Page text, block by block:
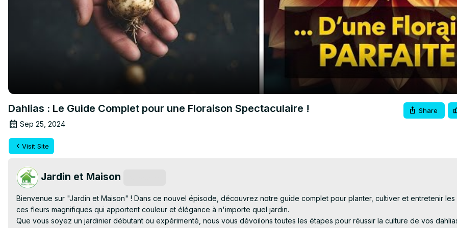
Dahlias : Le Guide Complet pour une Floraison Spectaculaire !
Sep 25, 2024
Share
Visit Site
Jardin et Maison
Bienvenue sur "Jardin et Maison" ! Dans ce nouvel épisode, découvrez notre guide complet pour planter, cultiver et entretenir les
ces fleurs magnifiques qui apportent couleur et élégance à n'importe quel jardin.
Que vous soyez un jardinier débutant ou expérimenté, nous vous dévoilons toutes les étapes pour réussir la culture de vos